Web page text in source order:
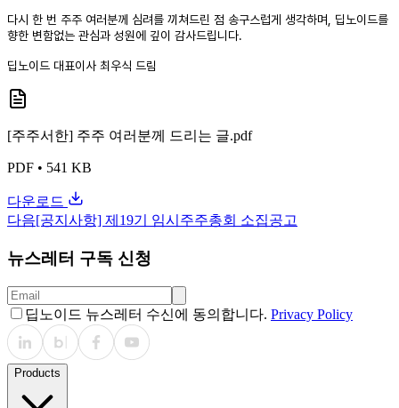
다시 한 번 주주 여러분께 심려를 끼쳐드린 점 송구스럽게 생각하며, 딥노이드를
향한 변함없는 관심과 성원에 깊이 감사드립니다.
딥노이드 대표이사 최우식 드림
[주주서한] 주주 여러분께 드리는 글.pdf
PDF • 541 KB
다운로드
다음[공지사항] 제19기 임시주주총회 소집공고
뉴스레터 구독 신청
딥노이드 뉴스레터 수신에 동의합니다. Privacy Policy
Products